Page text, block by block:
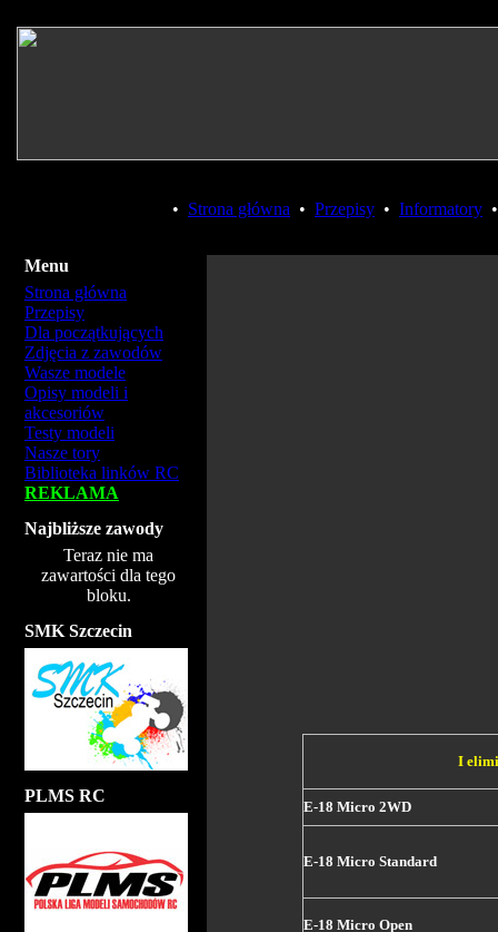
• Strona główna • Przepisy • Informatory
Menu
Strona główna
Przepisy
Dla początkujących
Zdjęcia z zawodów
Wasze modele
Opisy modeli i
akcesoriów
Testy modeli
Nasze tory
Biblioteka linków RC
REKLAMA
Najbliższe zawody
Teraz nie ma
zawartości dla tego
bloku.
SMK Szczecin
PLMS RC
I
E-18 Micro 2WD
E-18 Micro Standard
E-18 Micro Open